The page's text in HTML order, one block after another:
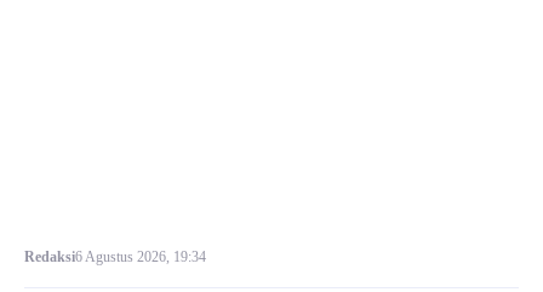
Redaksi6 Agustus 2026, 19:34